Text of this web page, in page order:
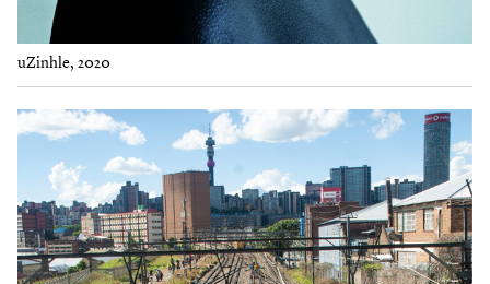
uZinhle, 2020